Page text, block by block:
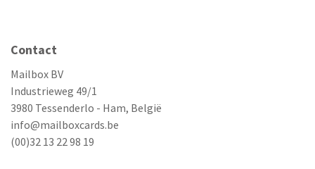
Contact
Mailbox BV
Industrieweg 49/1
3980 Tessenderlo - Ham, België
info@mailboxcards.be
(00)32 13 22 98 19